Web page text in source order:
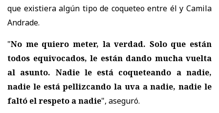
que existiera algún tipo de coqueteo entre él y Camila
Andrade.
"No me quiero meter, la verdad. Solo que están
todos equivocados, le están dando mucha vuelta
al asunto. Nadie le está coqueteando a nadie,
nadie le está pellizcando la uva a nadie, nadie le
faltó el respeto a nadie", aseguró.